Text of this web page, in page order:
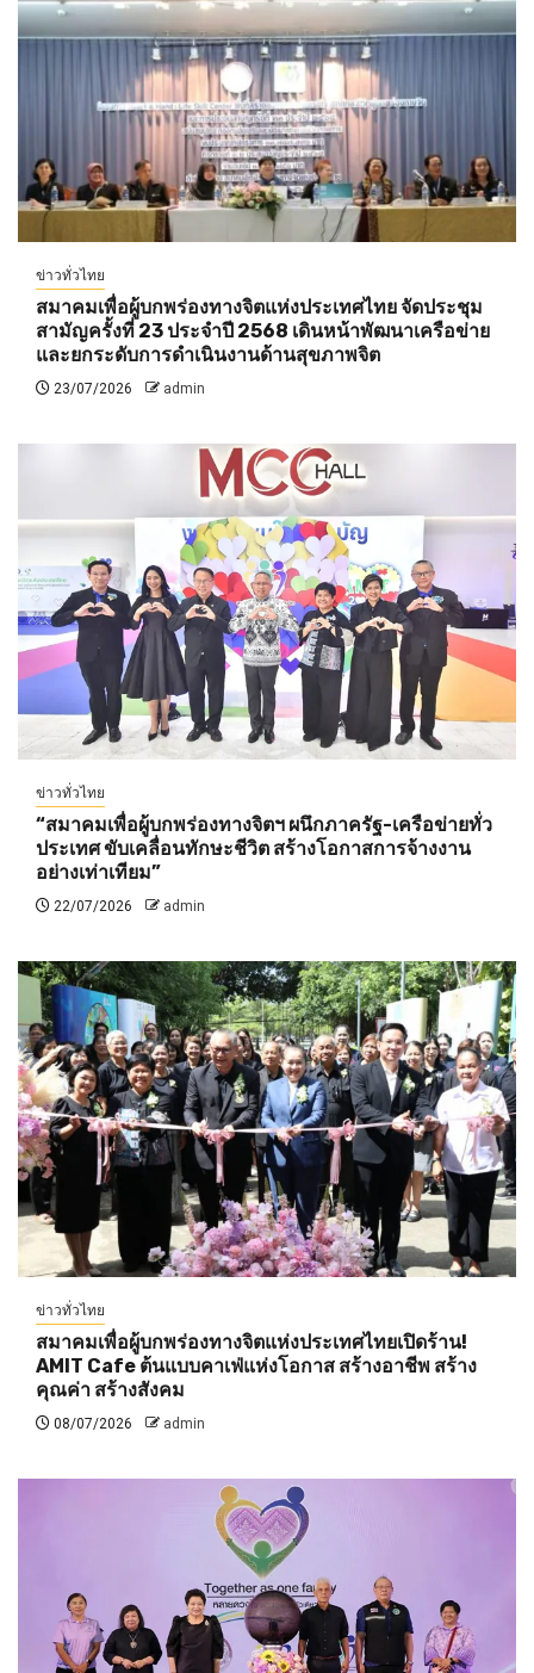
ข่าวทั่วไทย
สมาคมเพื่อผู้บกพร่องทางจิตแห่งประเทศไทย จัดประชุม
สามัญครั้งที่ 23 ประจำปี 2568 เดินหน้าพัฒนาเครือข่าย
และยกระดับการดำเนินงานด้านสุขภาพจิต
23/07/2026 admin
ข่าวทั่วไทย
“สมาคมเพื่อผู้บกพร่องทางจิตฯ ผนึกภาครัฐ-เครือข่ายทั่ว
ประเทศ ขับเคลื่อนทักษะชีวิต สร้างโอกาสการจ้างงาน
อย่างเท่าเทียม”
22/07/2026 admin
ข่าวทั่วไทย
สมาคมเพื่อผู้บกพร่องทางจิตแห่งประเทศไทยเปิดร้าน!
AMIT Cafe ต้นแบบคาเฟ่แห่งโอกาส สร้างอาชีพ สร้าง
คุณค่า สร้างสังคม
08/07/2026 admin